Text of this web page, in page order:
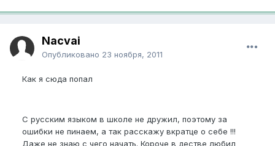
Nacvai
Опубликовано 23 ноября, 2011
Как я сюда попал
С русским языком в школе не дружил, поэтому за
ошибки не пинаем, а так расскажу вкратце о себе !!!
Даже не знаю с чего начать. Короче в дестве любил